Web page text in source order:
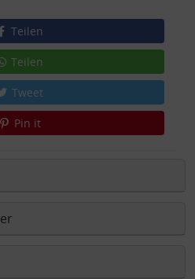
Teilen
Teilen
Tweet
Pin it